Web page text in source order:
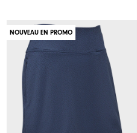
NOUVEAU EN PROMO